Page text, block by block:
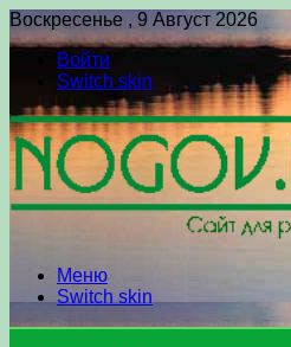
Воскресенье , 9 Август 2026
Войти
Switch skin
Меню
Switch skin